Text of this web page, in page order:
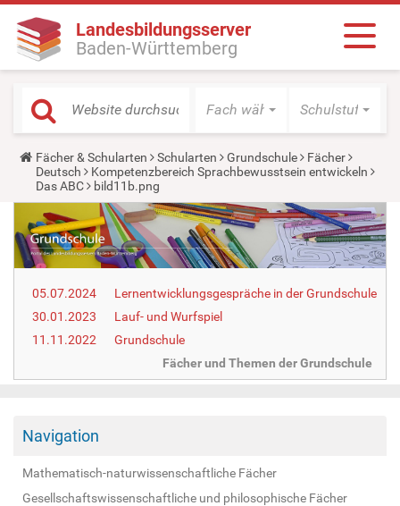
Landesbildungsserver
Baden-Württemberg
Fach wählen Schulstufe
Y
o
u
a
e
h
e
r
:
Fächer & Schularten Schularten Grundschule
Fächer
Deutsch
Kompetenzbereich Sprachbewusstsein entwickeln
Das ABC
bild11b.png
05.07.2024
Lernentwicklungsgespräche in der Grundschule
30.01.2023
Lauf- und Wurfspiel
11.11.2022
Grundschule
Fächer und Themen der Grundschule
Navigation
Mathematisch-naturwissenschaftliche Fächer
Gesellschaftswissenschaftliche und philosophische Fächer